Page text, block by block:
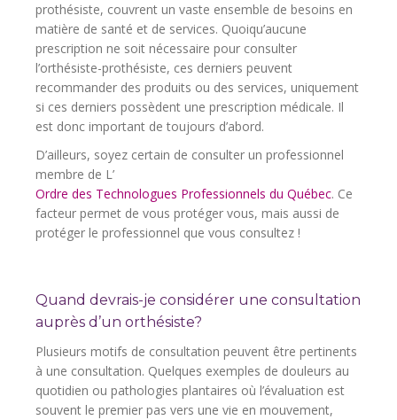
prothésiste, couvrent un vaste ensemble de besoins en
matière de santé et de services. Quoiqu’aucune
prescription ne soit nécessaire pour consulter
l’orthésiste-prothésiste, ces derniers peuvent
recommander des produits ou des services, uniquement
si ces derniers possèdent une prescription médicale. Il
est donc important de toujours d’abord.
D’ailleurs, soyez certain de consulter un professionnel
membre de L’
Ordre des Technologues Professionnels du Québec. Ce
facteur permet de vous protéger vous, mais aussi de
protéger le professionnel que vous consultez !
Quand devrais-je considérer une consultation
auprès d’un orthésiste?
Plusieurs motifs de consultation peuvent être pertinents
à une consultation. Quelques exemples de douleurs au
quotidien ou pathologies plantaires où l’évaluation est
souvent le premier pas vers une vie en mouvement,